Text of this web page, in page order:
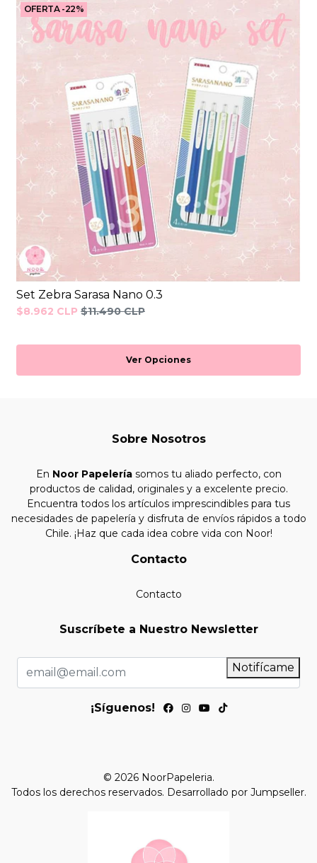
OFERTA -22%
Set Zebra Sarasa Nano 0.3
$8.962 CLP $11.490 CLP
Ver Opciones
Sobre Nosotros
En Noor Papeleríasomos tu aliado perfecto, con
productos de calidad, originales y a excelente precio.
Encuentra todos los artículos imprescindibles para tus
necesidades de papelería y disfruta de envíos rápidos a todo
Chile. ¡Haz que cada idea cobre vida con Noor!
Contacto
Contacto
Suscríbete a Nuestro Newsletter
Notifícame
¡Síguenos!
© 2026 NoorPapeleria.
Todos los derechos reservados. Desarrollado por Jumpseller.